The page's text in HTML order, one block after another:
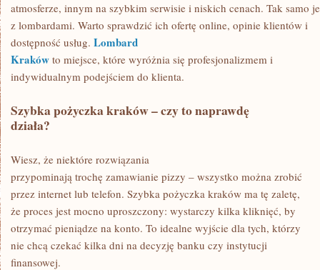
atmosferze, innym na szybkim serwisie i niskich cenach. Tak samo
z lombardami. Warto sprawdzić ich ofertę online, opinie klientów i
dostępność usług. Lombard
Kraków to miejsce, które wyróżnia się profesjonalizmem i
indywidualnym podejściem do klienta.
Szybka pożyczka kraków – czy to naprawdę
działa?
Wiesz, że niektóre rozwiązania
przypominają trochę zamawianie pizzy – wszystko można zrobić
przez internet lub telefon. Szybka pożyczka kraków ma tę zaletę,
że proces jest mocno uproszczony: wystarczy kilka kliknięć, by
otrzymać pieniądze na konto. To idealne wyjście dla tych, którzy
nie chcą czekać kilka dni na decyzję banku czy instytucji
finansowej.